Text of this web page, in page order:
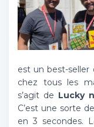
est un best-seller
chez tous les
s’agit de Lucky
C’est une sorte
en 3 secondes.